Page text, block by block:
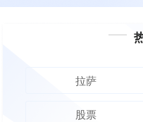
拉萨
股票